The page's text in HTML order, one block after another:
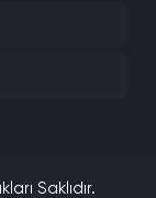
Saklıdır.